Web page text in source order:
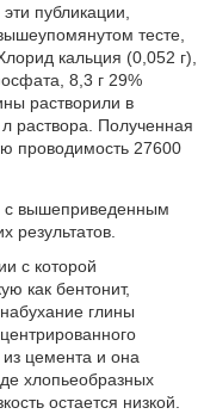
публикации,
тесте,
кальция (0,052 г),
8,3 г 29%
растворили в
раствора. Полученная
проводимость 27600
с вышеприведенным
результатов.
с которой
как бентонит,
глины
цемента и она
хлопьеобразных
остается низкой.